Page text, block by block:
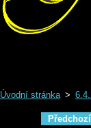
Úvodní stránka >
Předchozí